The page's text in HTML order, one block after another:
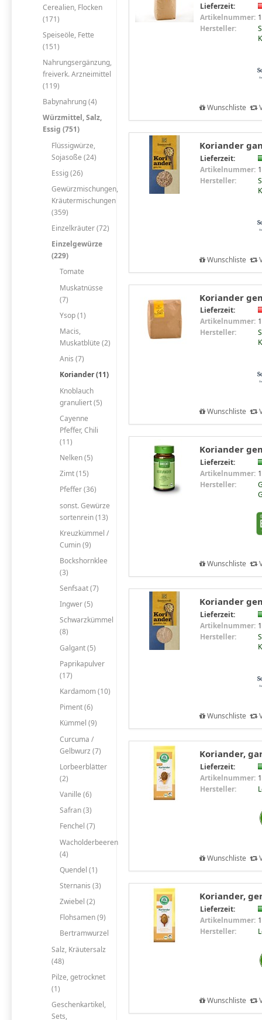
Cerealien, Flocken
(171)
Speiseöle, Fette
(151)
Nahrungsergänzung,
freiverk. Arzneimittel
(119)
Babynahrung (4)
Würzmittel, Salz,
Essig (751)
Flüssigwürze,
Sojasoße (24)
Essig (26)
Gewürzmischungen,
Kräutermischungen
(359)
Einzelkräuter (72)
Einzelgewürze
(229)
Tomate
Muskatnüsse
(7)
Ysop (1)
Macis,
Muskatblüte (2)
Anis (7)
Koriander (11)
Knoblauch
granuliert (5)
Cayenne
Pfeffer, Chili
(11)
Nelken (5)
Zimt (15)
Pfeffer (36)
sonst. Gewürze
sortenrein (13)
Kreuzkümmel /
Cumin (9)
Bockshornklee
(3)
Senfsaat (7)
Ingwer (5)
Schwarzkümmel
(8)
Galgant (5)
Paprikapulver
(17)
Kardamom (10)
Piment (6)
Kümmel (9)
Curcuma /
Gelbwurz (7)
Lorbeerblätter
(2)
Vanille (6)
Safran (3)
Fenchel (7)
Wacholderbeeren
(4)
Quendel (1)
Sternanis (3)
Zwiebel (2)
Flohsamen (9)
Bertramwurzel
Salz, Kräutersalz
(48)
Pilze, getrocknet
(1)
Geschenkartikel,
Sets,
Lieferzeit:
Artikelnummer:
Hersteller:
Wunschliste
Koriander
Lieferzeit:
Artikelnummer:
Hersteller:
Wunschliste
Koriander
Lieferzeit:
Artikelnummer:
Hersteller:
Wunschliste
Koriander
Lieferzeit:
Artikelnummer:
Hersteller:
Wunschliste
Koriander
Lieferzeit:
Artikelnummer:
Hersteller:
Wunschliste
Koriander,
Lieferzeit:
Artikelnummer:
Hersteller:
Wunschliste
Koriander,
Lieferzeit:
Artikelnummer:
Hersteller:
Wunschliste